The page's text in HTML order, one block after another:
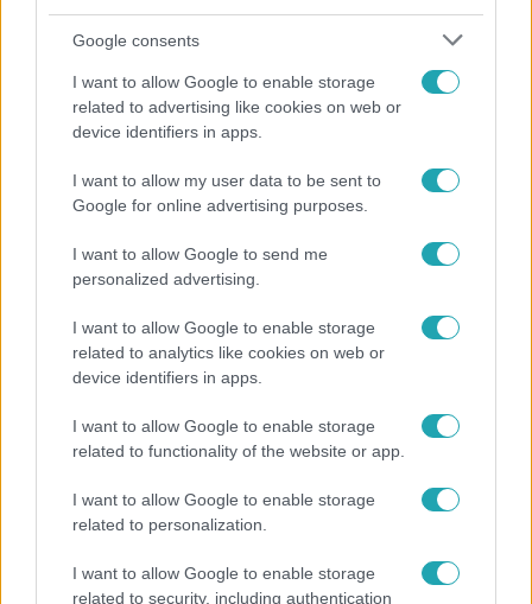
Google consents
I want to allow Google to enable storage
related to advertising like cookies on web or
device identifiers in apps.
I want to allow my user data to be sent to
Google for online advertising purposes.
I want to allow Google to send me
personalized advertising.
I want to allow Google to enable storage
related to analytics like cookies on web or
device identifiers in apps.
I want to allow Google to enable storage
related to functionality of the website or app.
I want to allow Google to enable storage
related to personalization.
I want to allow Google to enable storage
related to security, including authentication
Megdöbbentő állapotban maradt meg az inotai
hőerőmű egykori központja
Generációk együtt éneklik Bródy János legendás